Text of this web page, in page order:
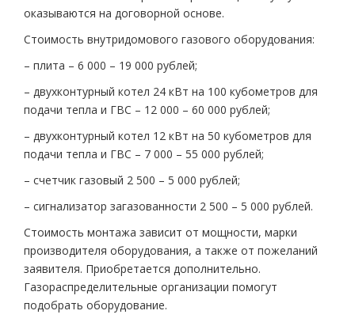
оказываются на договорной основе.
Стоимость внутридомового газового оборудования:
– плита – 6 000 – 19 000 рублей;
– двухконтурный котел 24 кВт на 100 кубометров для
подачи тепла и ГВС – 12 000 – 60 000 рублей;
– двухконтурный котел 12 кВт на 50 кубометров для
подачи тепла и ГВС – 7 000 – 55 000 рублей;
– счетчик газовый 2 500 – 5 000 рублей;
– сигнализатор загазованности 2 500 – 5 000 рублей.
Стоимость монтажа зависит от мощности, марки
производителя оборудования, а также от пожеланий
заявителя. Приобретается дополнительно.
Газораспределительные организации помогут
подобрать оборудование.